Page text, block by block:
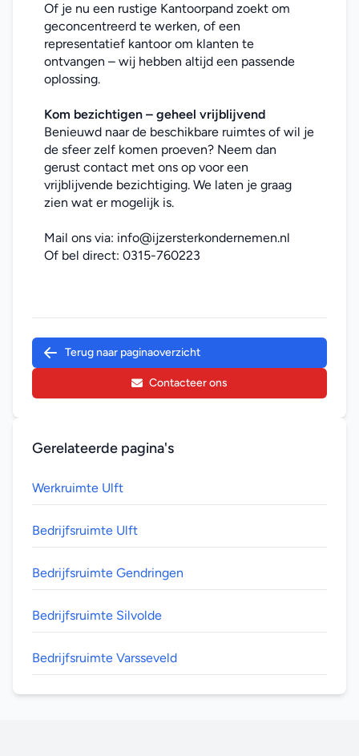
Of je nu een rustige Kantoorpand zoekt om
geconcentreerd te werken, of een
representatief kantoor om klanten te
ontvangen – wij hebben altijd een passende
oplossing.
Kom bezichtigen – geheel vrijblijvend
Benieuwd naar de beschikbare ruimtes of wil je
de sfeer zelf komen proeven? Neem dan
gerust contact met ons op voor een
vrijblijvende bezichtiging. We laten je graag
zien wat er mogelijk is.
Mail ons via: info@ijzersterkondernemen.nl
Of bel direct: 0315-760223
Terug naar paginaoverzicht
Contacteer ons
Gerelateerde pagina's
Werkruimte Ulft
Bedrijfsruimte Ulft
Bedrijfsruimte Gendringen
Bedrijfsruimte Silvolde
Bedrijfsruimte Varsseveld